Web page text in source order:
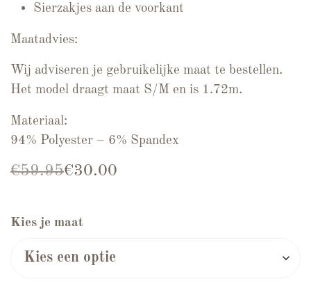
Sierzakjes aan de voorkant
Maatadvies:
Wij adviseren je gebruikelijke maat te bestellen.
Het model draagt maat S/M en is 1.72m.
Materiaal:
94% Polyester – 6% Spandex
€59.95
Oorspronkelijke prijs was: €59.95.
€30.00
Huidige prijs is: €30.00.
Kies je maat